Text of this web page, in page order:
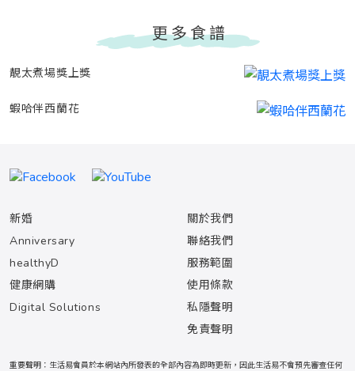
更多食譜
靚太煮場獎上獎
蝦哈伴西蘭花
新婚
Anniversary
healthyD
健康網購
Digital Solutions
關於我們
聯絡我們
服務範圍
使用條款
私隱聲明
免責聲明
重要聲明：生活易會員於本網站內所發表的全部內容為即時更新，因此生活易不會預先審查任何